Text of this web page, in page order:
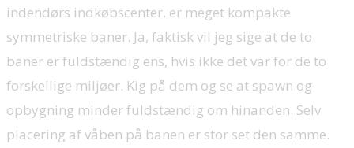
indendørs indkøbscenter, er meget kompakte
symmetriske baner. Ja, faktisk vil jeg sige at de to
baner er fuldstændig ens, hvis ikke det var for de to
forskellige miljøer. Kig på dem og se at spawn og
opbygning minder fuldstændig om hinanden. Selv
placering af våben på banen er stor set den samme.